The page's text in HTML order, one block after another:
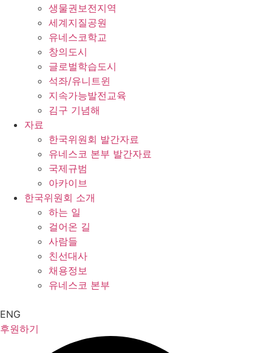
생물권보전지역
세계지질공원
유네스코학교
창의도시
글로벌학습도시
석좌/유니트윈
지속가능발전교육
김구 기념해
자료
한국위원회 발간자료
유네스코 본부 발간자료
국제규범
아카이브
한국위원회 소개
하는 일
걸어온 길
사람들
친선대사
채용정보
유네스코 본부
ENG
후원하기